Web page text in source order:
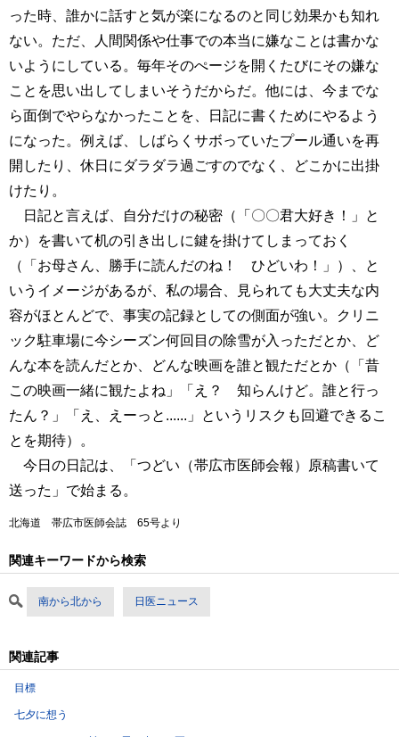
った時、誰かに話すと気が楽になるのと同じ効果かも知れ
ない。ただ、人間関係や仕事での本当に嫌なことは書かな
いようにしている。毎年そのぺージを開くたびにその嫌な
ことを思い出してしまいそうだからだ。他には、今までな
ら面倒でやらなかったことを、日記に書くためにやるよう
になった。例えば、しばらくサボっていたプール通いを再
開したり、休日にダラダラ過ごすのでなく、どこかに出掛
けたり。
日記と言えば、自分だけの秘密（「〇〇君大好き！」と
か）を書いて机の引き出しに鍵を掛けてしまっておく
（「お母さん、勝手に読んだのね！ ひどいわ！」）、と
いうイメージがあるが、私の場合、見られても大丈夫な内
容がほとんどで、事実の記録としての側面が強い。クリニ
ック駐車場に今シーズン何回目の除雪が入っただとか、ど
んな本を読んだとか、どんな映画を誰と観ただとか（「昔
この映画一緒に観たよね」「え？ 知らんけど。誰と行っ
たん？」「え、えーっと......」というリスクも回避できるこ
とを期待）。
今日の日記は、「つどい（帯広市医師会報）原稿書いて
送った」で始まる。
北海道 帯広市医師会誌 65号より
関連キーワードから検索
南から北から 日医ニュース
関連記事
目標
七夕に想う